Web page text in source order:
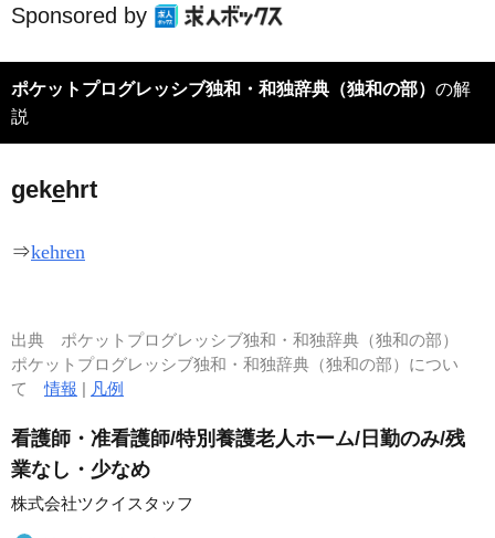
Sponsored by
ポケットプログレッシブ独和・和独辞典（独和の部） の解
説
gekehrt
⇒kehren
出典 ポケットプログレッシブ独和・和独辞典（独和の部）
ポケットプログレッシブ独和・和独辞典（独和の部）につい
て情報 | 凡例
看護師・准看護師/特別養護老人ホーム/日勤のみ/残
業なし・少なめ
株式会社ツクイスタッフ